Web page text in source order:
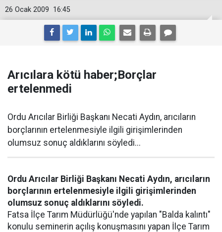
16:45
26 Ocak 2009
Arıcılara kötü haber;Borçlar
ertelenmedi
Ordu Arıcılar Birliği Başkanı Necati Aydın, arıcıların
borçlarının ertelenmesiyle ilgili girişimlerinden
olumsuz sonuç aldıklarını söyledi...
Ordu Arıcılar Birliği Başkanı Necati Aydın, arıcıların
borçlarının ertelenmesiyle ilgili girişimlerinden
olumsuz sonuç aldıklarını söyledi.
Fatsa İlçe Tarım Müdürlüğü'nde yapılan "Balda kalıntı"
konulu seminerin açılış konuşmasını yapan İlçe Tarım